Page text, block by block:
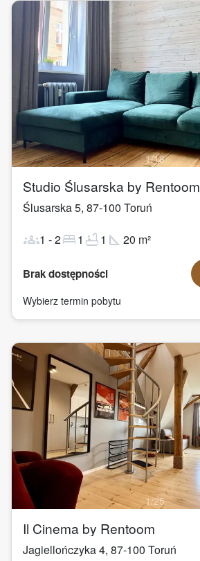
1/18
Studio Ślusarska by Rentoom
Ślusarska 5, 87-100 Toruń
groups1 -2bed1 bathtub1 square_foot 20 m²
Brak dostępności
Wybierz termin pobytu
1/25
Il Cinema by Rentoom
Jagiellończyka 4, 87-100 Toruń